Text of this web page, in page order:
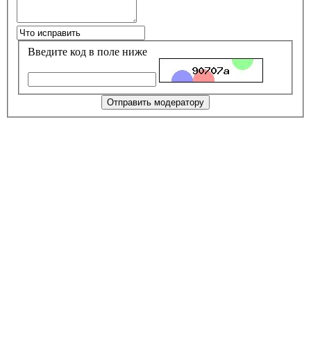
Введите код в поле ниже
Отправить модератору